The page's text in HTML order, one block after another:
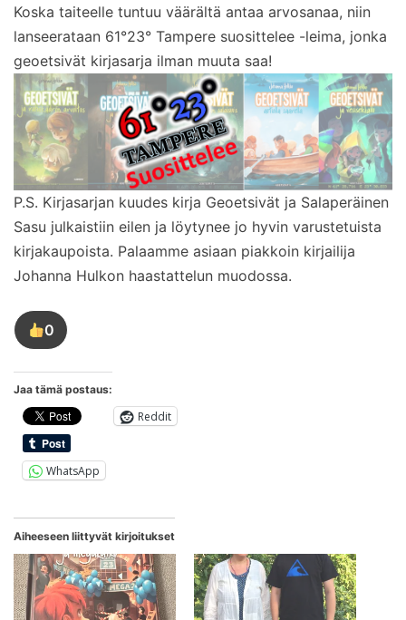
Koska taiteelle tuntuu väärältä antaa arvosanaa, niin
lanseerataan 61°23° Tampere suosittelee -leima, jonka
geoetsivät kirjasarja ilman muuta saa!
P.S. Kirjasarjan kuudes kirja Geoetsivät ja Salaperäinen
Sasu julkaistiin eilen ja löytynee jo hyvin varustetuista
kirjakaupoista. Palaamme asiaan piakkoin kirjailija
Johanna Hulkon haastattelun muodossa.
0
Tykkää
tästä
Jaa tämä postaus:
Reddit
WhatsApp
Aiheeseen liittyvät kirjoitukset